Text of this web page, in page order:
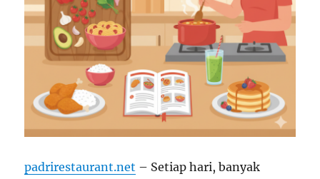
padrirestaurant.net – Setiap hari, banyak